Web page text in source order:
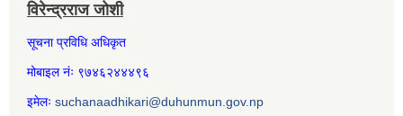
विरेन्द्रराज जोशी
सूचना प्रविधि अधिकृत
मोबाइल नंः ९७४६२४४४९६
इमेलः suchanaadhikari@duhunmun.gov.np